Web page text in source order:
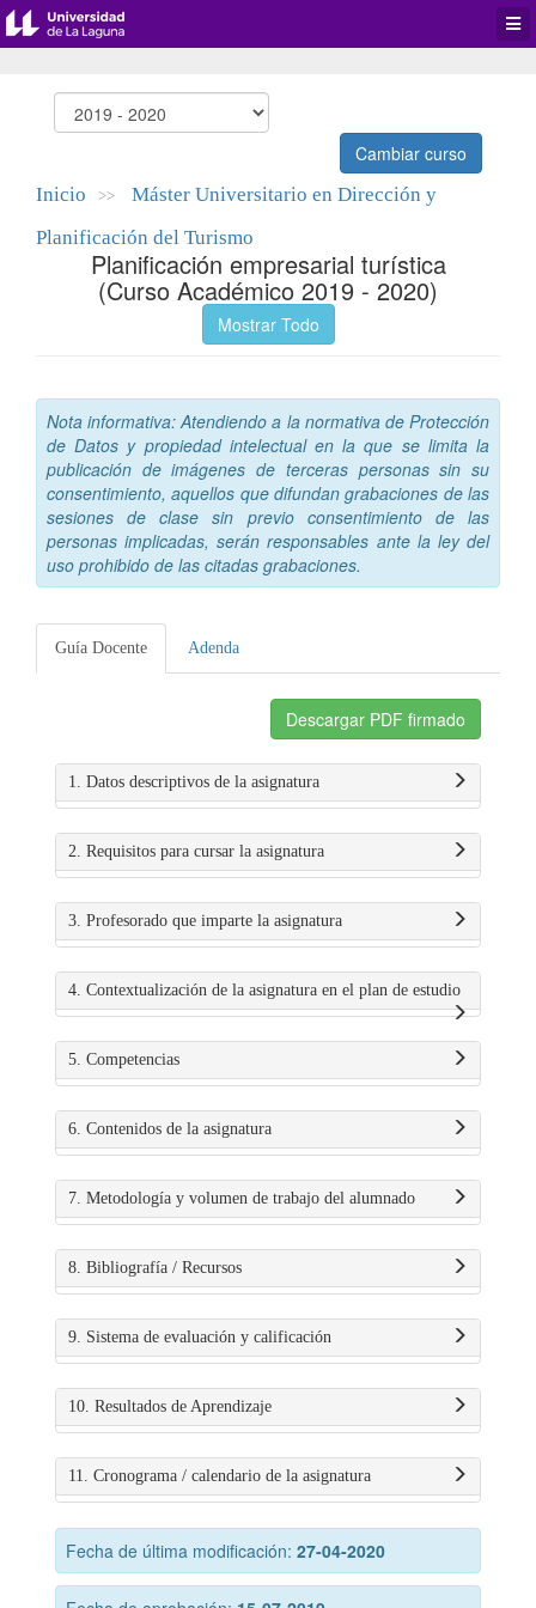
Cambiar curso
Inicio >>
Máster Universitario en Dirección y
Planificación del Turismo
Planificación empresarial turística
(Curso Académico 2019 - 2020)
Mostrar Todo
Nota informativa: Atendiendo a la normativa de Protección
de Datos y propiedad intelectual en la que se limita la
publicación de imágenes de terceras personas sin su
consentimiento, aquellos que difundan grabaciones de las
sesiones de clase sin previo consentimiento de las
personas implicadas, serán responsables ante la ley del
uso prohibido de las citadas grabaciones.
Guía Docente Adenda
Descargar PDF firmado
1. Datos descriptivos de la asignatura
2. Requisitos para cursar la asignatura
3. Profesorado que imparte la asignatura
4. Contextualización de la asignatura en el plan de estudio
5. Competencias
6. Contenidos de la asignatura
7. Metodología y volumen de trabajo del alumnado
8. Bibliografía / Recursos
9. Sistema de evaluación y calificación
10. Resultados de Aprendizaje
11. Cronograma / calendario de la asignatura
Fecha de última modificación: 27-04-2020